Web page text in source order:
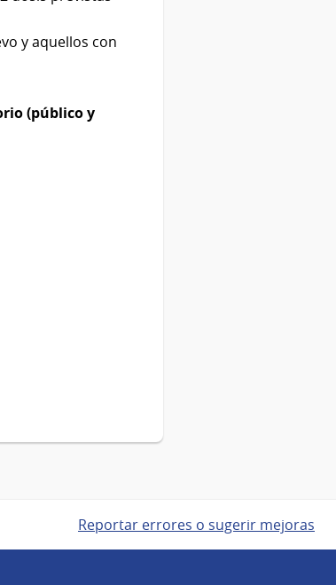
y aquellos con
(público y
Reportar errores o sugerir mejoras